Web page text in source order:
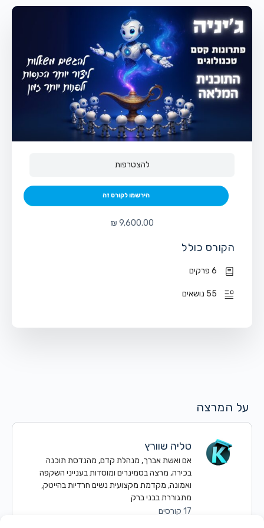
על המרצה
טליה שוורץ
אם ואשת אברך, מנהלת קדם, מהנדסת תוכנה
בכירה, מרצה בסמינרים ומוסדות בענייני השקפה
ואמונה, מקדמת מקצועית נשים חרדיות בהייטק,
מתגוררת בבני ברק
17 קורסים
להצטרפות
הירשמו לקורס זה
הקורס כולל
6 פרקים
55 נושאים